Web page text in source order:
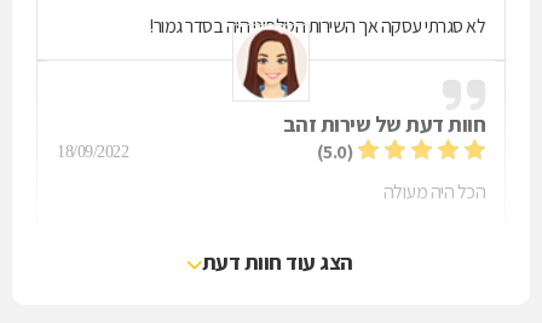
לא סגרתי עסקה אך השירות הטלפוני היה בסדר גמור!
חוות דעת של שירות זהב
(5.0)
18/09/2022
הכל היה מעולה
הצג עוד חוות דעת